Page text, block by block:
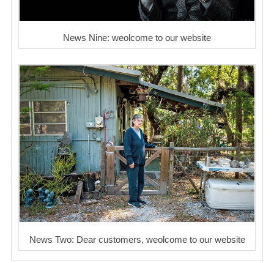
News Nine: weolcome to our website
News Two: Dear customers, weolcome to our website